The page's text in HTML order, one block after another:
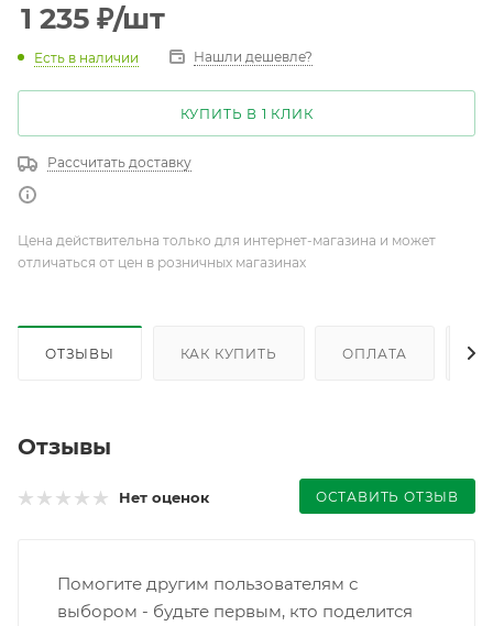
1 235 ₽/шт
Есть в наличии Нашли дешевле?
КУПИТЬ В 1 КЛИК
Рассчитать доставку
Цена действительна только для интернет-магазина и может
отличаться от цен в розничных магазинах
ОТЗЫВЫ КАК КУПИТЬ ОПЛАТА
Отзывы
Нет оценок ОСТАВИТЬ ОТЗЫВ
Помогите другим пользователям с
выбором - будьте первым, кто поделится